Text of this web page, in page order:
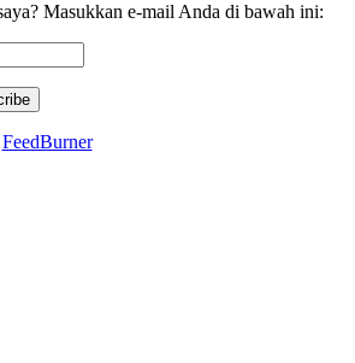
Masukkan e-mail Anda di bawah ini:
FeedBurner